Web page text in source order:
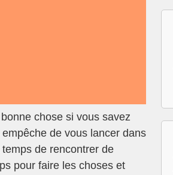
chose si vous savez
de vous lancer dans
de rencontrer de
pour faire les choses et